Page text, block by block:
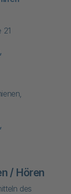
21
/ Hören
des